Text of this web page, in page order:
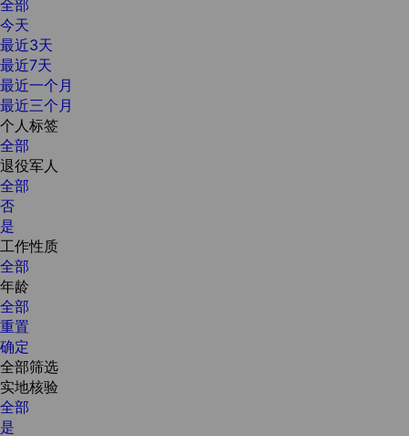
全部
今天
最近3天
最近7天
最近一个月
最近三个月
个人标签
全部
退役军人
全部
否
是
工作性质
全部
年龄
全部
重置
确定
全部筛选
实地核验
全部
是